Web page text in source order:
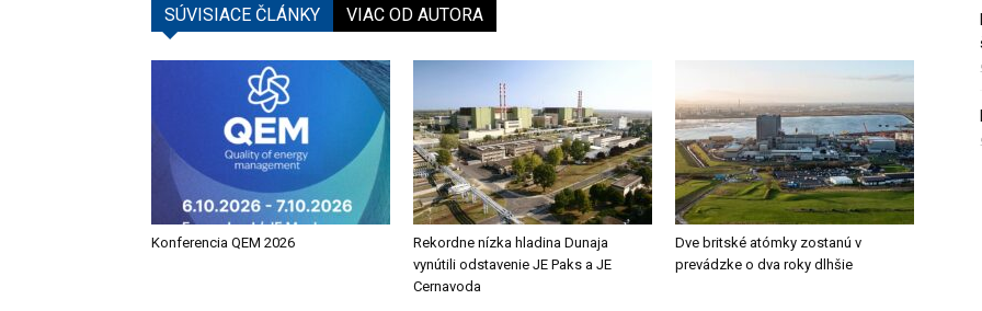
SÚVISIACE ČLÁNKY VIAC OD AUTORA
Konferencia QEM 2026
Rekordne nízka hladina Dunaja
vynútili odstavenie JE Paks a JE
Cernavoda
Dve britské atómky zostanú v
prevádzke o dva roky dlhšie